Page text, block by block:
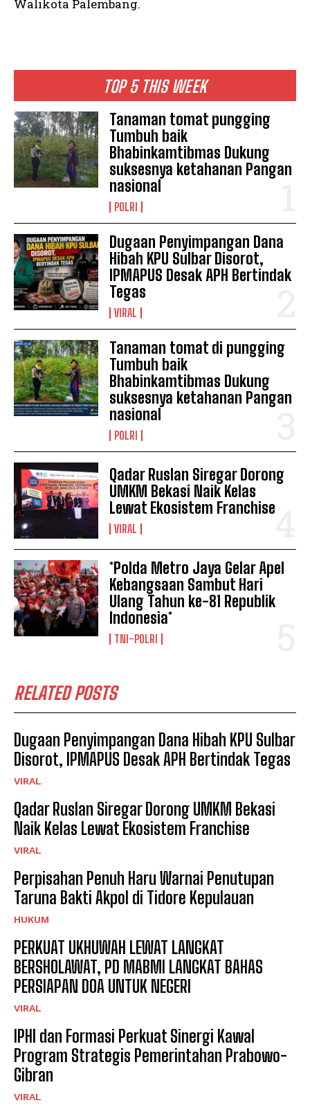
TOP 5 THIS WEEK
Tanaman tomat pungging
Tumbuh baik
Bhabinkamtibmas Dukung
suksesnya ketahanan Pangan
nasional
POLRI
Dugaan Penyimpangan Dana
Hibah KPU Sulbar Disorot,
IPMAPUS Desak APH Bertindak
Tegas
VIRAL
Tanaman tomat di pungging
Tumbuh baik
Bhabinkamtibmas Dukung
suksesnya ketahanan Pangan
nasional
POLRI
Qadar Ruslan Siregar Dorong
UMKM Bekasi Naik Kelas
Lewat Ekosistem Franchise
VIRAL
*Polda Metro Jaya Gelar Apel
Kebangsaan Sambut Hari
Ulang Tahun ke-81 Republik
Indonesia*
TNI-POLRI
RELATED POSTS
Dugaan Penyimpangan Dana Hibah KPU Sulbar
Disorot, IPMAPUS Desak APH Bertindak Tegas
VIRAL
Qadar Ruslan Siregar Dorong UMKM Bekasi
Naik Kelas Lewat Ekosistem Franchise
VIRAL
Perpisahan Penuh Haru Warnai Penutupan
Taruna Bakti Akpol di Tidore Kepulauan
HUKUM
PERKUAT UKHUWAH LEWAT LANGKAT
BERSHOLAWAT, PD MABMI LANGKAT BAHAS
PERSIAPAN DOA UNTUK NEGERI
VIRAL
IPHI dan Formasi Perkuat Sinergi Kawal
Program Strategis Pemerintahan Prabowo-
Gibran
VIRAL
Walikota Palembang.